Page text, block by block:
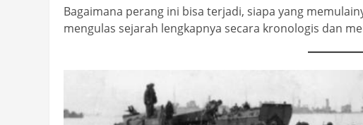
Bagaimana perang ini bisa terjadi, siapa yang
mengulas sejarah lengkapnya secara kronologis dan